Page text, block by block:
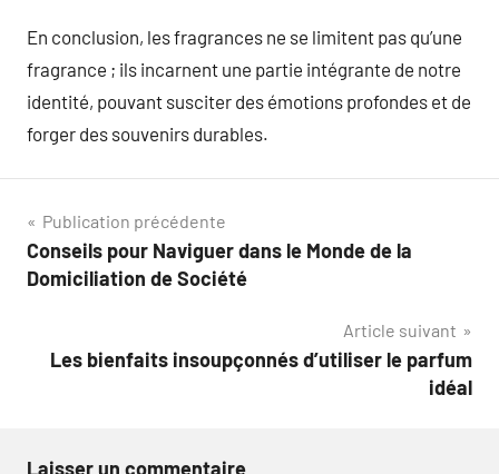
En conclusion, les fragrances ne se limitent pas qu’une
fragrance ; ils incarnent une partie intégrante de notre
identité, pouvant susciter des émotions profondes et de
forger des souvenirs durables.
Navigation
de
Publication précédente
Conseils pour Naviguer dans le Monde de la
Domiciliation de Société
Article suivant
Les bienfaits insoupçonnés d’utiliser le parfum
idéal
Laisser un commentaire